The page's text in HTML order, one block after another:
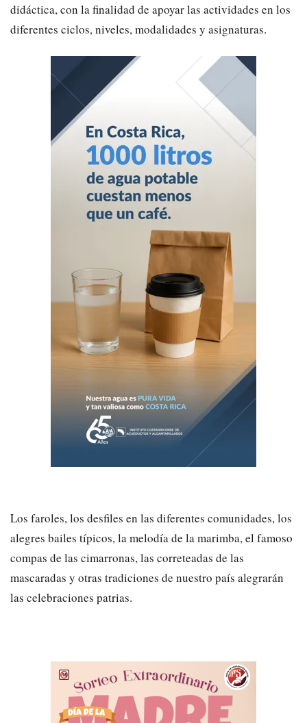
didáctica, con la finalidad de apoyar las actividades en los
diferentes ciclos, niveles, modalidades y asignaturas.
Los faroles, los desfiles en las diferentes comunidades, los
alegres bailes típicos, la melodía de la marimba, el famoso
compas de las cimarronas, las correteadas de las
mascaradas y otras tradiciones de nuestro país alegrarán
las celebraciones patrias.